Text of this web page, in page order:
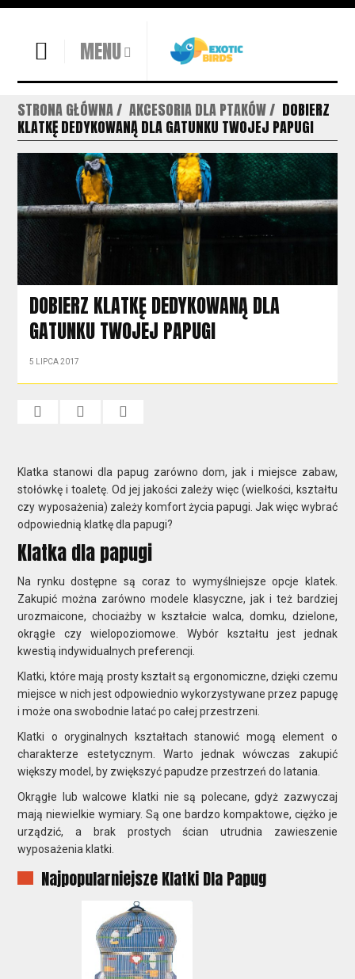
MENU
STRONA GŁÓWNA AKCESORIA DLA PTAKÓW
DOBIERZ
KLATKĘ DEDYKOWANĄ DLA GATUNKU TWOJEJ PAPUGI
DOBIERZ KLATKĘ DEDYKOWANĄ DLA
GATUNKU TWOJEJ PAPUGI
5 LIPCA 2017
Klatka stanowi dla papug zarówno dom, jak i miejsce zabaw,
stołówkę i toaletę. Od jej jakości zależy więc (wielkości, kształtu
czy wyposażenia) zależy komfort życia papugi. Jak więc wybrać
odpowiednią klatkę dla papugi?
Klatka dla papugi
Na rynku dostępne są coraz to wymyślniejsze opcje klatek.
Zakupić można zarówno modele klasyczne, jak i też bardziej
urozmaicone, chociażby w kształcie walca, domku, dzielone,
okrągłe czy wielopoziomowe. Wybór kształtu jest jednak
kwestią indywidualnych preferencji.
Klatki, które mają prosty kształt są ergonomiczne, dzięki czemu
miejsce w nich jest odpowiednio wykorzystywane przez papugę
i może ona swobodnie latać po całej przestrzeni.
Klatki o oryginalnych kształtach stanowić mogą element o
charakterze estetycznym. Warto jednak wówczas zakupić
większy model, by zwiększyć papudze przestrzeń do latania.
Okrągłe lub walcowe klatki nie są polecane, gdyż zazwyczaj
mają niewielkie wymiary. Są one bardzo kompaktowe, ciężko je
urządzić, a brak prostych ścian utrudnia zawieszenie
wyposażenia klatki.
Najpopularniejsze Klatki Dla Papug